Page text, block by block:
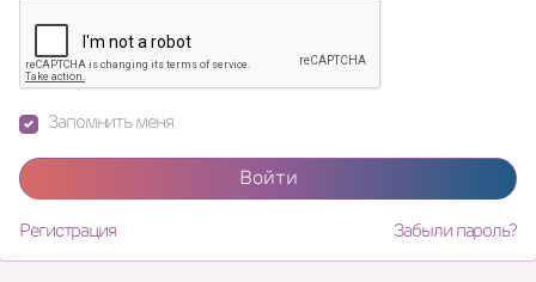
Запомнить меня
Войти
Регистрация Забыли пароль?